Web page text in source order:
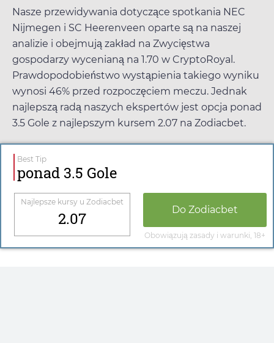
Nasze przewidywania dotyczące spotkania NEC
Nijmegen i SC Heerenveen oparte są na naszej
analizie i obejmują zakład na Zwycięstwa
gospodarzy wycenianą na 1.70 w CryptoRoyal .
Prawdopodobieństwo wystąpienia takiego wyniku
wynosi 46% przed rozpoczęciem meczu. Jednak
najlepszą radą naszych ekspertów jest opcja ponad
3.5 Gole z najlepszym kursem 2.07 na Zodiacbet.
Best Tip
ponad 3.5 Gole
Najlepsze kursy u Zodiacbet
2.07 Do Zodiacbet
Obowiązują zasady i warunki, 18+